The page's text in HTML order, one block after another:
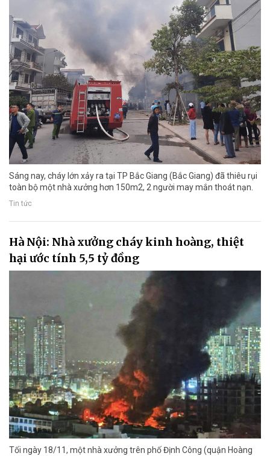
Sáng nay, cháy lớn xảy ra tại TP Bắc Giang (Bắc Giang) đã thiêu rụi
toàn bộ một nhà xưởng hơn 150m2, 2 người may mắn thoát nạn.
Tin tức
Hà Nội: Nhà xưởng cháy kinh hoàng, thiệt
hại ước tính 5,5 tỷ đồng
Tối ngày 18/11, một nhà xưởng trên phố Định Công (quận Hoàng